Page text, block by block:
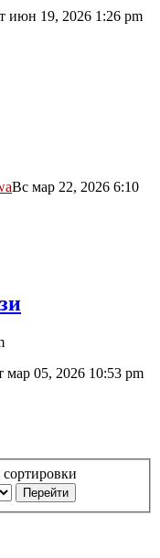
июн 19, 2026 1:26 pm
Вс мар 22, 2026 6:10
мар 05, 2026 10:53 pm